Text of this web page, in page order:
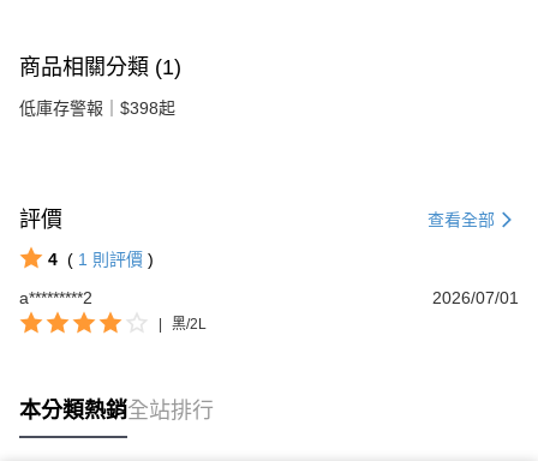
商品相關分類 (1)
低庫存警報｜$398起
評價 查看全部
4 ( 1 則評價 )
a*********2
2026/07/01
| 黑/2L
本分類熱銷全站排行